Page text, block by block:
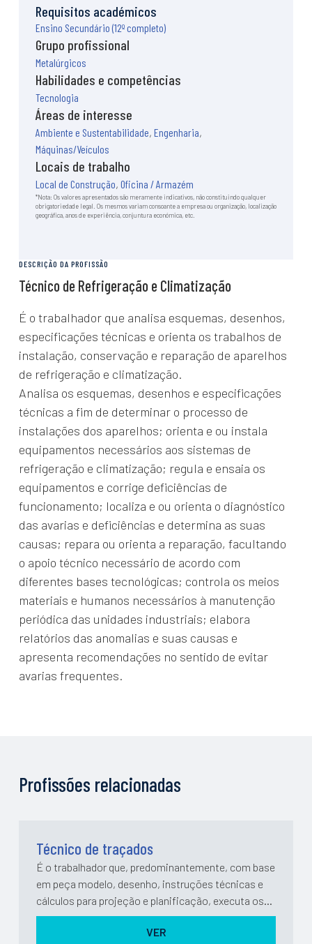
Transição digital e tecnológica
Sustentabilidade
Notícias e artigos
Formação
Estágios
Quiz de personalidade
Sabias que…
Requisitos académicos
Ensino Secundário (12º completo)
Grupo profissional
Metalúrgicos
Habilidades e competências
Tecnologia
Áreas de interesse
Ambiente e Sustentabilidade, Engenharia,
Máquinas/Veículos
Locais de trabalho
Local de Construção, Oficina / Armazém
*Nota: Os valores apresentados são meramente indicativos, não constituindo qualquer
obrigatoriedade legal. Os mesmos variam consoante a empresa ou organização, localização
geográfica, anos de experiência, conjuntura económica, etc.
DESCRIÇÃO DA PROFISSÃO
Técnico de Refrigeração e Climatização
É o trabalhador que analisa esquemas, desenhos,
especificações técnicas e orienta os trabalhos de
instalação, conservação e reparação de aparelhos
de refrigeração e climatização.
Analisa os esquemas, desenhos e especificações
técnicas a fim de determinar o processo de
instalações dos aparelhos; orienta e ou instala
equipamentos necessários aos sistemas de
refrigeração e climatização; regula e ensaia os
equipamentos e corrige deficiências de
funcionamento; localiza e ou orienta o diagnóstico
das avarias e deficiências e determina as suas
causas; repara ou orienta a reparação, facultando
o apoio técnico necessário de acordo com
diferentes bases tecnológicas; controla os meios
materiais e humanos necessários à manutenção
periódica das unidades industriais; elabora
relatórios das anomalias e suas causas e
apresenta recomendações no sentido de evitar
avarias frequentes.
Profissões relacionadas
Técnico de traçados
É o trabalhador que, predominantemente, com base
em peça modelo, desenho, instruções técnicas e
cálculos para projeção e planificação, executa os
traçados necessários às operações a efetuar,
podendo, eventualmente, com...
VER